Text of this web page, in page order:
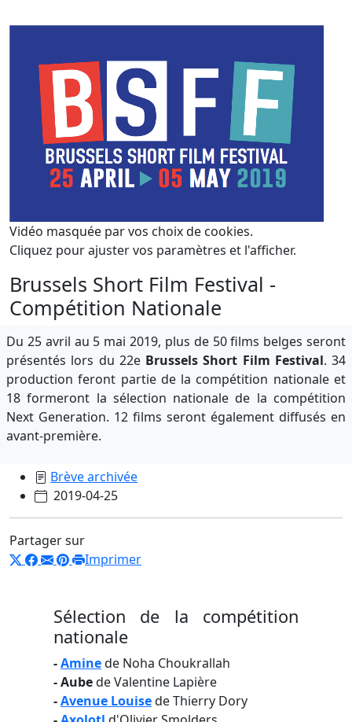
Vidéo masquée par vos choix de cookies.
Cliquez pour ajuster vos paramètres et l'afficher.
Brussels Short Film Festival -
Compétition Nationale
Du 25 avril au 5 mai 2019, plus de 50 films belges seront
présentés lors du 22e Brussels Short Film Festival. 34
production feront partie de la compétition nationale et
18 formeront la sélection nationale de la compétition
Next Generation. 12 films seront également diffusés en
avant-première.
Brève archivée
2019-04-25
Partager sur
Imprimer
Sélection de la compétition
nationale
-Aminede Noha Choukrallah
- Aubede Valentine Lapière
-Avenue Louisede Thierry Dory